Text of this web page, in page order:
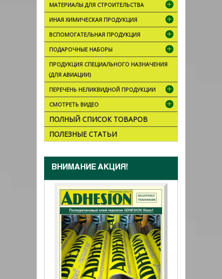
МАТЕРИАЛЫ ДЛЯ СТРОИТЕЛЬСТВА
ИНАЯ ХИМИЧЕСКАЯ ПРОДУКЦИЯ
ВСПОМОГАТЕЛЬНАЯ ПРОДУКЦИЯ
ПОДАРОЧНЫЕ НАБОРЫ
ПРОДУКЦИЯ СПЕЦИАЛЬНОГО НАЗНАЧЕНИЯ
(ДЛЯ АВИАЦИИ)
ПЕРЕЧЕНЬ НЕЛИКВИДНОЙ ПРОДУКЦИИ
СМОТРЕТЬ ВИДЕО
ПОЛНЫЙ СПИСОК ТОВАРОВ
ПОЛЕЗНЫЕ СТАТЬИ
ВНИМАНИЕ АКЦИЯ!